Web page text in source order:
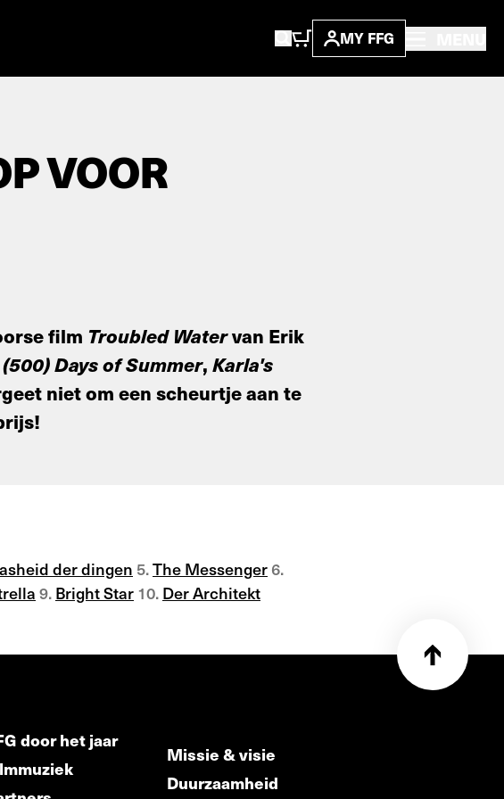
MY FFG
VOOR
film Troubled Watervan Erik
(500) Days of Summer, Karla's
niet om een scheurtje aan te
der dingen 5.The Messenger 6.
9. Bright Star 10. Der Architekt
door het jaar
Missie & visie
Duurzaamheid